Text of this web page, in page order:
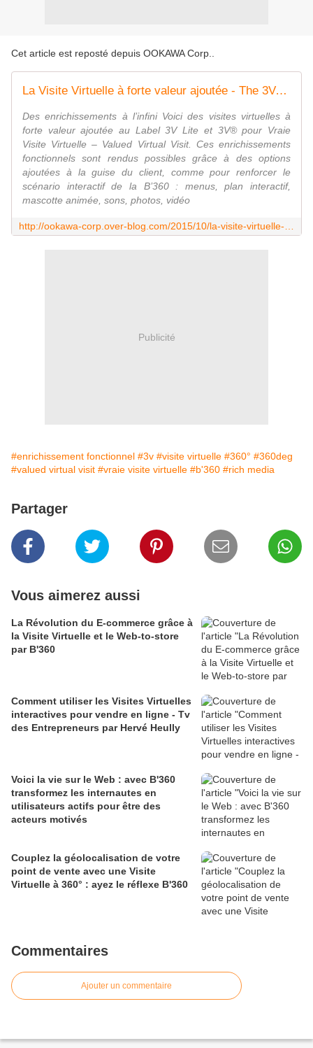
Cet article est reposté depuis OOKAWA Corp.
La Visite Virtuelle à forte valeur ajoutée - The 3V-Vraie-Visite-Virtuelle-Valued-Virtual-Visit
Des enrichissements à l’infini Voici des visites virtuelles à
forte valeur ajoutée au Label 3V Lite et 3V® pour Vraie
Visite Virtuelle – Valued Virtual Visit. Ces enrichissements
fonctionnels sont rendus possibles grâce à des options
ajoutées à la guise du client, comme pour renforcer le
scénario interactif de la B’360 : menus, plan interactif,
mascotte animée, sons, photos, vidéo
Publicité
#enrichissement fonctionnel #3v #visite virtuelle #360° #360deg
#valued virtual visit #vraie visite virtuelle #b'360 #rich media
Partager
Vous aimerez aussi
La Révolution du E-commerce grâce à
la Visite Virtuelle et le Web-to-store
par B'360
Comment utiliser les Visites Virtuelles
interactives pour vendre en ligne - Tv
des Entrepreneurs par Hervé Heully
Voici la vie sur le Web : avec B'360
transformez les internautes en
utilisateurs actifs pour être des
acteurs motivés
Couplez la géolocalisation de votre
point de vente avec une Visite
Virtuelle à 360° : ayez le réflexe B'360
Commentaires
Ajouter un commentaire